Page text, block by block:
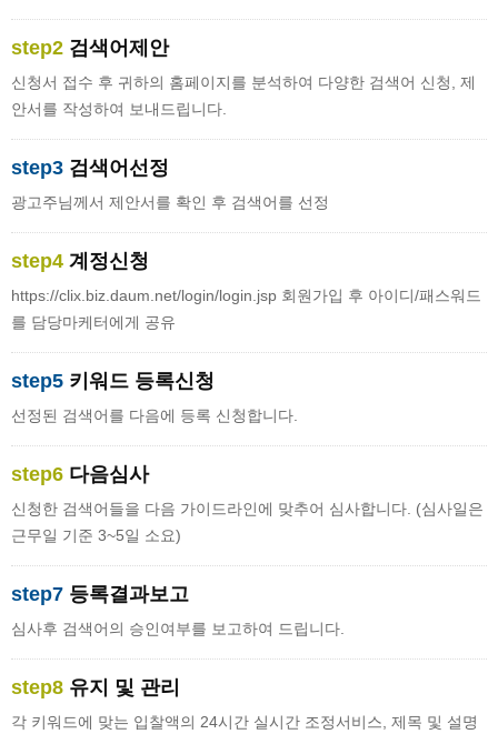
step2 검색어제안
신청서 접수 후 귀하의 홈페이지를 분석하여 다양한 검색어 신청, 제
안서를 작성하여 보내드립니다.
step3 검색어선정
광고주님께서 제안서를 확인 후 검색어를 선정
step4 계정신청
https://clix.biz.daum.net/login/login.jsp 회원가입 후 아이디/패스워드
를 담당마케터에게 공유
step5 키워드 등록신청
선정된 검색어를 다음에 등록 신청합니다.
step6 다음심사
신청한 검색어들을 다음 가이드라인에 맞추어 심사합니다. (심사일은
근무일 기준 3~5일 소요)
step7 등록결과보고
심사후 검색어의 승인여부를 보고하여 드립니다.
step8 유지 및 관리
각 키워드에 맞는 입찰액의 24시간 실시간 조정서비스, 제목 및 설명